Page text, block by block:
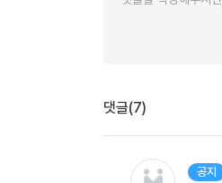
댓글(7)
공지